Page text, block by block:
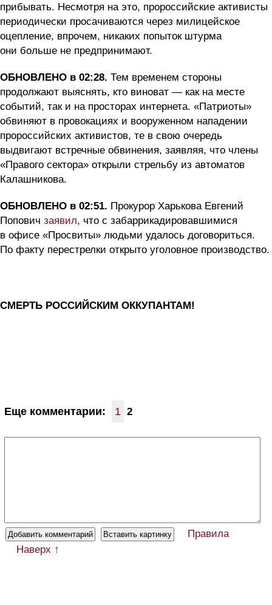
прибывать. Несмотря на это, пророссийские активисты
периодически просачиваются через милицейское
оцепление, впрочем, никаких попыток штурма
они больше не предпринимают.
ОБНОВЛЕНО в 02:28. Тем временем стороны
продолжают выяснять, кто виноват — как на месте
событий, так и на просторах интернета. «Патриоты»
обвиняют в провокациях и вооруженном нападении
пророссийских активистов, те в свою очередь
выдвигают встречные обвинения, заявляя, что члены
«Правого сектора» открыли стрельбу из автоматов
Калашникова.
ОБНОВЛЕНО в 02:51. Прокурор Харькова Евгений
Попович заявил, что с забаррикадировавшимися
в офисе «Просвиты» людьми удалось договориться.
По факту перестрелки открыто уголовное производство.
СМЕРТЬ РОССИЙСКИМ ОККУПАНТАМ!
Еще комментарии: 1 2
Правила
Наверх ↑